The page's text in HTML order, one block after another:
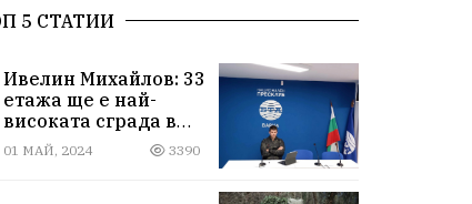
5 СТАТИИ
Ивелин Михайлов: 33
етажа ще е най-
високата сграда в
новия Сити център
във Варна
01 МАЙ, 2024 3390